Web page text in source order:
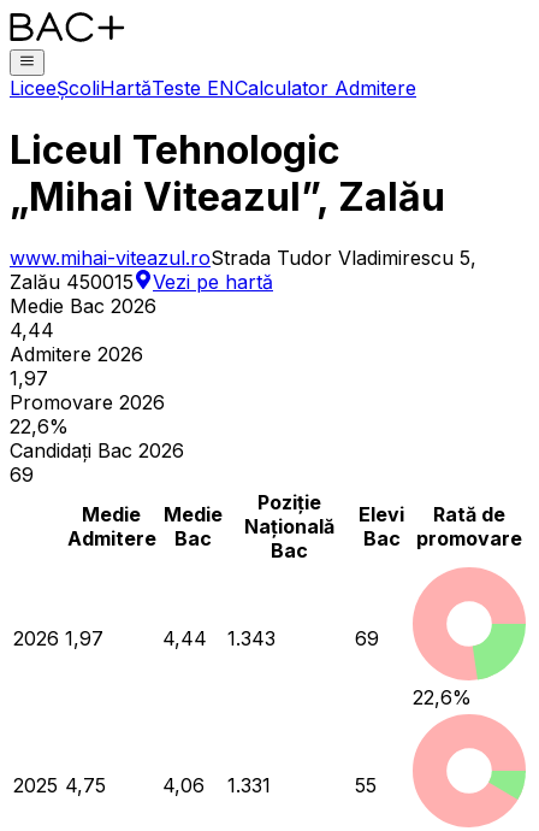
LiceeȘcoliHartăTeste ENCalculator Admitere
Liceul Tehnologic
„Mihai Viteazul”, Zalău
www.mihai-viteazul.roStrada Tudor Vladimirescu 5,
Zalău 450015
Vezi pe hartă
Medie Bac 2026
4,44
Admitere 2026
1,97
Promovare 2026
22,6%
Candidați Bac 2026
69
Medie
Admitere
Medie
Bac
Poziție
Națională
Bac
Elevi
Bac
Rată de
promovare
2026 1,97 4,44 1.343 69
22,6%
2025 4,75 4,06 1.331 55